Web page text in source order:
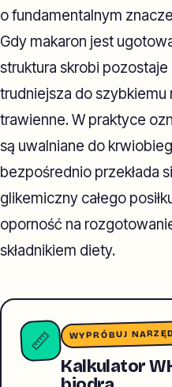
o fundamentalnym
Gdy makaron jest
struktura skrobi
trudniejsza do
trawienne. W praktyce
są uwalniane do
bezpośrednio przekłada
glikemiczny całego
oporność na
składnikiem diety.
📏 WYPRÓBUJ
Kalkulator